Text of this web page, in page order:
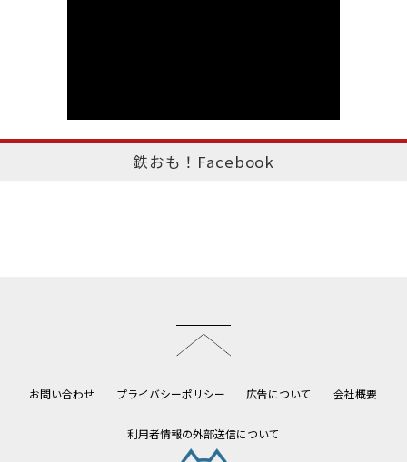
鉄おも！Facebook
お問い合わせ プライバシーポリシー 広告について 会社概要
利用者情報の外部送信について